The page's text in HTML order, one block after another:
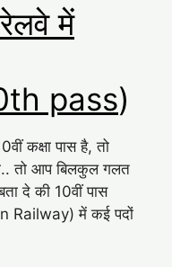
में
pass)
कक्षा पास है, तो
तो आप बिलकुल गलत
दे की 10वीं पास
Railway) में कई पदों